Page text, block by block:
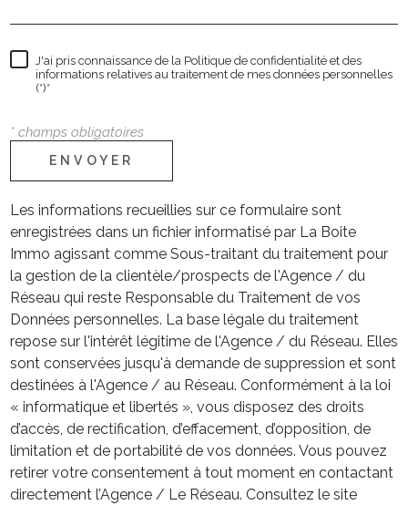
J'ai pris connaissance de la Politique de confidentialité et des
informations relatives au traitement de mes données personnelles
(*)*
* champs obligatoires
ENVOYER
Les informations recueillies sur ce formulaire sont
enregistrées dans un fichier informatisé par La Boite
Immo agissant comme Sous-traitant du traitement pour
la gestion de la clientèle/prospects de l'Agence / du
Réseau qui reste Responsable du Traitement de vos
Données personnelles. La base légale du traitement
repose sur l'intérêt légitime de l'Agence / du Réseau. Elles
sont conservées jusqu'à demande de suppression et sont
destinées à l'Agence / au Réseau. Conformément à la loi
« informatique et libertés », vous disposez des droits
d’accès, de rectification, d’effacement, d’opposition, de
limitation et de portabilité de vos données. Vous pouvez
retirer votre consentement à tout moment en contactant
directement l’Agence / Le Réseau. Consultez le site